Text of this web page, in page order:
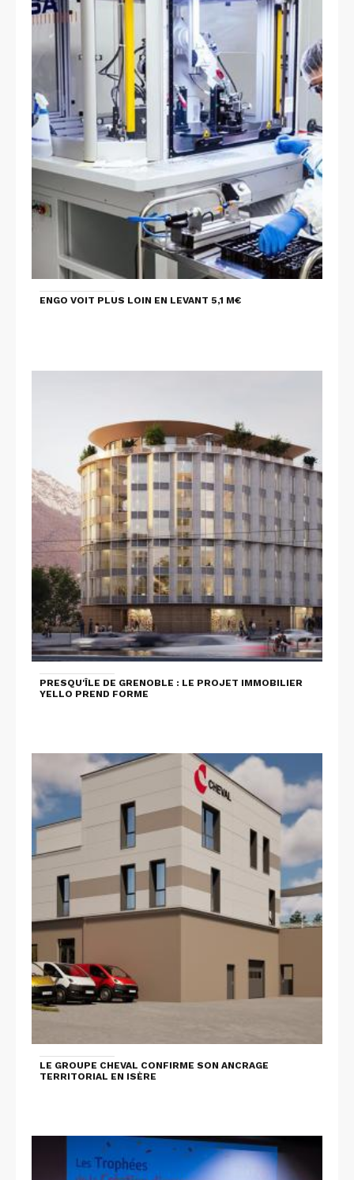
ENGO VOIT PLUS LOIN EN LEVANT 5,1 M€
PRESQU'ÎLE DE GRENOBLE : LE PROJET IMMOBILIER
YELLO PREND FORME
LE GROUPE CHEVAL CONFIRME SON ANCRAGE
TERRITORIAL EN ISÈRE